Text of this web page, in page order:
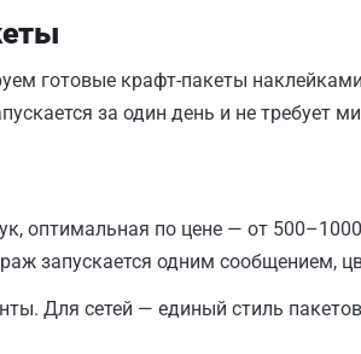
готовые крафт-пакеты
за один день и не требует
оптимальная по цене — от
запускается одним сообщением,
Для сетей — единый стиль